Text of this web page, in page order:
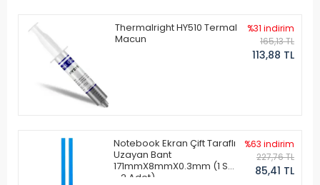
Thermalright HY510 Termal
Macun
%31 indirim
165,13 TL
113,88 TL
Notebook Ekran Çift Taraflı
Uzayan Bant
171mmX8mmX0.3mm (1 Set
- 2 Adet)
%63 indirim
227,76 TL
85,41 TL